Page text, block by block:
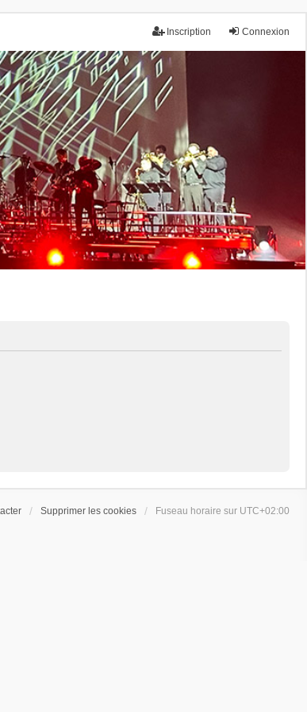
Connexion
Inscription
Supprimer les cookies Fuseau horaire sur UTC+02:00